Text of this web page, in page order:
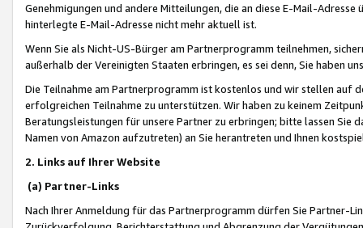
Genehmigungen und andere Mitteilungen, die an diese E-Mail-
hinterlegte E-Mail-Adresse nicht mehr aktuell ist.
Wenn Sie als Nicht-US-Bürger am Partnerprogramm teilnehmen,
außerhalb der Vereinigten Staaten erbringen, es sei denn, Sie haben
Die Teilnahme am Partnerprogramm ist kostenlos und wir stellen auf
erfolgreichen Teilnahme zu unterstützen. Wir haben zu keinem
Beratungsleistungen für unsere Partner zu erbringen; bitte lassen Sie
Namen von Amazon aufzutreten) an Sie herantreten und Ihnen
2. Links auf Ihrer Website
(a) Partner-Links
Nach Ihrer Anmeldung für das Partnerprogramm dürfen Sie Partner-